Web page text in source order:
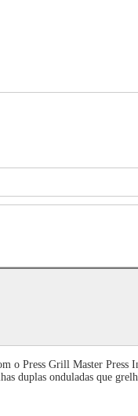
o Press Grill Master
duplas onduladas que